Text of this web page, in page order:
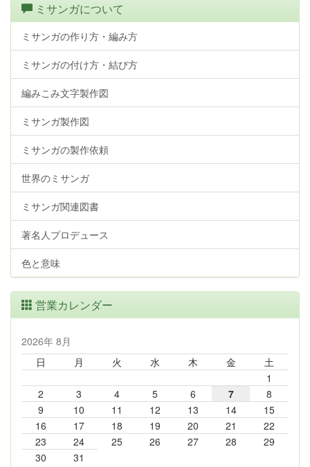
ミサンガについて
ミサンガの作り方・編み方
ミサンガの付け方・結び方
編みこみ文字製作図
ミサンガ製作図
ミサンガの製作依頼
世界のミサンガ
ミサンガ関連図書
著名人プロデュース
色と意味
営業カレンダー
2026年 8月
日
月 火 水 木 金
土
1
2
3 4 5 6 7
8
9
10 11 12 13 14
15
16
17 18 19 20 21
22
23
24 25 26 27 28
29
30
31